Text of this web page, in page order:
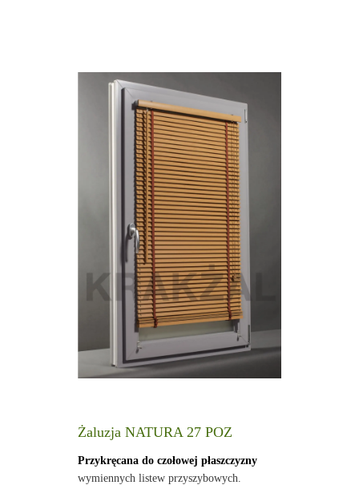
Żaluzja NATURA 27 POZ
Przykręcana do czołowej płaszczyzny
wymiennych listew przyszybowych.